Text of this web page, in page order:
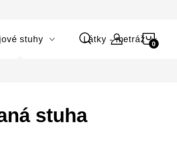
stuhy Látky - metráž
stuha